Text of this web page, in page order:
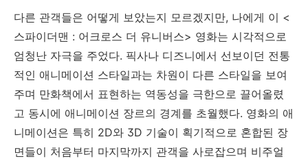
다른 관객들은 어떻게 보았는지 모르겠지만, 나에게 이 <
스파이더맨 : 어크로스 더 유니버스> 영화는 시각적으로
엄청난 자극을 주었다. 픽사나 디즈니에서 선보이던 전통
적인 애니메이션 스타일과는 차원이 다른 스타일을 보여
주며 만화책에서 표현하는 역동성을 극한으로 끌어올렸
고 동시에 애니메이션 장르의 경계를 초월했다. 영화의 애
니메이션은 특히 2D와 3D 기술이 획기적으로 혼합된 장
면들이 처음부터 마지막까지 관객을 사로잡으며 비주얼